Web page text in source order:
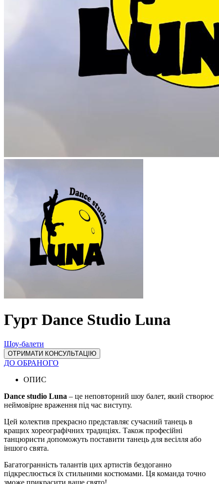
Гурт Dance Studio Luna
Шоу-балети
ОТРИМАТИ КОНСУЛЬТАЦІЮ
ДО ОБРАНОГО
ОПИС
Dance studio Luna – це неповторний шоу балет, який створює
неймовірне враження під час виступу.
Цей колектив прекрасно представляє сучасний танець в
кращих хореографічних традиціях. Також професійні
танцюристи допоможуть поставити танець для весілля або
іншого свята.
Багатогранність талантів цих артистів бездоганно
підкреслюється їх стильними костюмами. Ця команда точно
зможе прикрасити ваше свято!